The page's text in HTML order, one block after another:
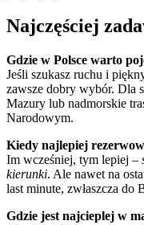
Najczęściej
Gdzie w Polsce warto
Jeśli szukasz ruchu i
zawsze dobry wybór. Dla
Mazury lub nadmorskie
Narodowym.
Kiedy najlepiej
Im wcześniej, tym lepiej –
kierunki. Ale nawet na
last minute, zwłaszcza do
Gdzie jest najcieplej w